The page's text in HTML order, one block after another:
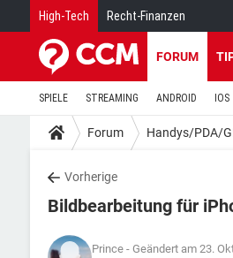
High-Tech Recht-Finanzen
FORUM
SPIELE STREAMING ANDROID IOS
Forum Handys/PDA/
Vorherige
Bildbearbeitung für
Prince - Geändert am 23.